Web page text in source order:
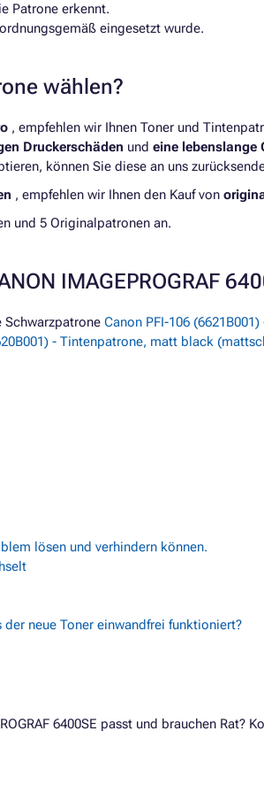
Patrone erkennt.
eingesetzt wurde.
wählen?
, empfehlen wir Ihnen Toner und
Druckerschäden und eine lebenslange
können Sie diese an uns
, empfehlen wir Ihnen den Kauf von
und 5 Originalpatronen an.
IMAGEPROGRAF
Schwarzpatrone Canon PFI-106
- Tintenpatrone, matt black
lösen und verhindern können.
neue Toner einwandfrei funktioniert?
6400SE passt und brauchen Rat?